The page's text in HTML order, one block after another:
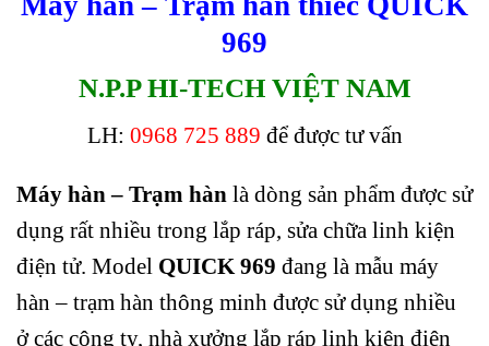
969
N.P.P HI-TECH VIỆT NAM
LH: 0968 725 889 để được tư vấn
Máy hàn – Trạm hàn là dòng sản phẩm được sử
dụng rất nhiều trong lắp ráp, sửa chữa linh kiện
điện tử. Model QUICK 969 đang là mẫu máy
hàn – trạm hàn thông minh được sử dụng nhiều
ở các công ty, nhà xưởng lắp ráp linh kiện điện